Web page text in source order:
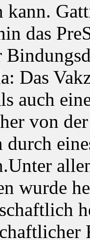
kann.
das
Das
auch
von
durch
wurde